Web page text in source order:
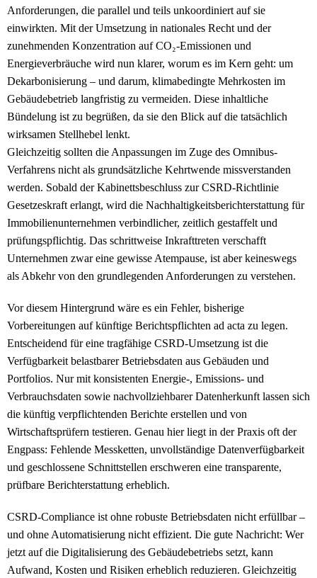
Anforderungen, die parallel und teils unkoordiniert auf sie
einwirkten. Mit der Umsetzung in nationales Recht und der
zunehmenden Konzentration auf CO₂-Emissionen und
Energieverbräuche wird nun klarer, worum es im Kern geht: um
Dekarbonisierung – und darum, klimabedingte Mehrkosten im
Gebäudebetrieb langfristig zu vermeiden. Diese inhaltliche
Bündelung ist zu begrüßen, da sie den Blick auf die tatsächlich
wirksamen Stellhebel lenkt.
Gleichzeitig sollten die Anpassungen im Zuge des Omnibus-
Verfahrens nicht als grundsätzliche Kehrtwende missverstanden
werden. Sobald der Kabinettsbeschluss zur CSRD-Richtlinie
Gesetzeskraft erlangt, wird die Nachhaltigkeitsberichterstattung für
Immobilienunternehmen verbindlicher, zeitlich gestaffelt und
prüfungspflichtig. Das schrittweise Inkrafttreten verschafft
Unternehmen zwar eine gewisse Atempause, ist aber keineswegs
als Abkehr von den grundlegenden Anforderungen zu verstehen.
Vor diesem Hintergrund wäre es ein Fehler, bisherige
Vorbereitungen auf künftige Berichtspflichten ad acta zu legen.
Entscheidend für eine tragfähige CSRD-Umsetzung ist die
Verfügbarkeit belastbarer Betriebsdaten aus Gebäuden und
Portfolios. Nur mit konsistenten Energie-, Emissions- und
Verbrauchsdaten sowie nachvollziehbarer Datenherkunft lassen sich
die künftig verpflichtenden Berichte erstellen und von
Wirtschaftsprüfern testieren. Genau hier liegt in der Praxis oft der
Engpass: Fehlende Messketten, unvollständige Datenverfügbarkeit
und geschlossene Schnittstellen erschweren eine transparente,
prüfbare Berichterstattung erheblich.
CSRD-Compliance ist ohne robuste Betriebsdaten nicht erfüllbar –
und ohne Automatisierung nicht effizient. Die gute Nachricht: Wer
jetzt auf die Digitalisierung des Gebäudebetriebs setzt, kann
Aufwand, Kosten und Risiken erheblich reduzieren. Gleichzeitig